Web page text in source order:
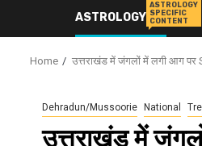
ASTROLOGY
ASTROLOGY
SPECIFIC
CONTENT
Home उत्तराखंड में जंगलों में लगी आग पर
Dehradun/Mussoorie National
उत्तराखंड में